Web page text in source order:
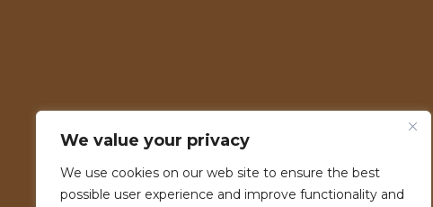
We value your privacy
We use cookies on our web site to ensure the best
possible user experience and improve functionality and